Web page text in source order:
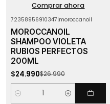
Comprar ahora
72358956910347|moroccanoil
MOROCCANOIL
SHAMPOO VIOLETA
RUBIOS PERFECTOS
200ML
$24.990$26.990
Cantidad